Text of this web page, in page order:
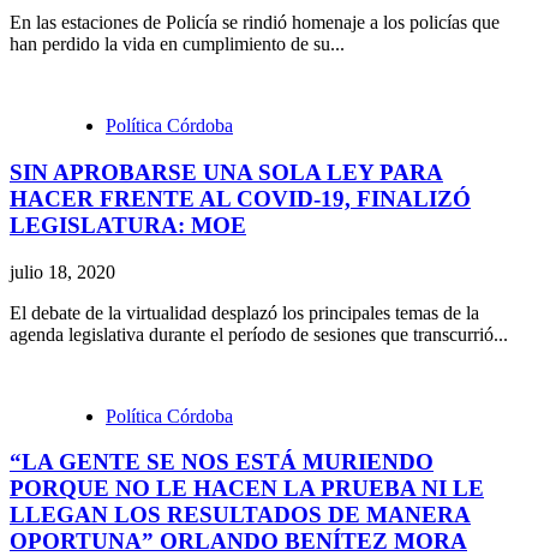
En las estaciones de Policía se rindió homenaje a los policías que
han perdido la vida en cumplimiento de su...
Política Córdoba
SIN APROBARSE UNA SOLA LEY PARA
HACER FRENTE AL COVID-19, FINALIZÓ
LEGISLATURA: MOE
julio 18, 2020
El debate de la virtualidad desplazó los principales temas de la
agenda legislativa durante el período de sesiones que transcurrió...
Política Córdoba
“LA GENTE SE NOS ESTÁ MURIENDO
PORQUE NO LE HACEN LA PRUEBA NI LE
LLEGAN LOS RESULTADOS DE MANERA
OPORTUNA” ORLANDO BENÍTEZ MORA